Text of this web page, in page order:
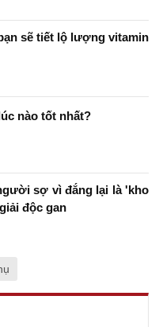
sẽ tiết lộ lượng vitamin
nào tốt nhất?
sợ vì đắng lại là 'kho
độc gan